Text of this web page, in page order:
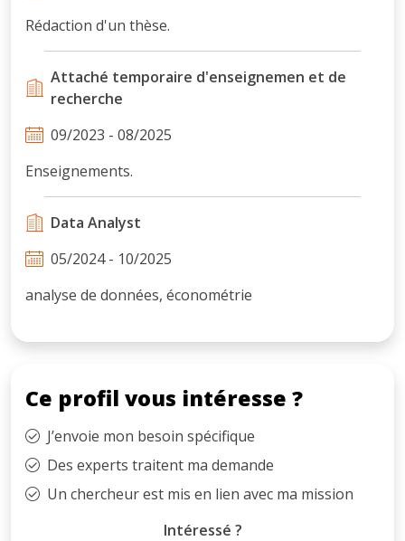
Rédaction d'un thèse.
Attaché temporaire d'enseignemen et de
recherche
09/2023 - 08/2025
Enseignements.
Data Analyst
05/2024 - 10/2025
analyse de données, économétrie
Ce profil vous intéresse ?
J’envoie mon besoin spécifique
Des experts traitent ma demande
Un chercheur est mis en lien avec ma mission
Intéressé ?